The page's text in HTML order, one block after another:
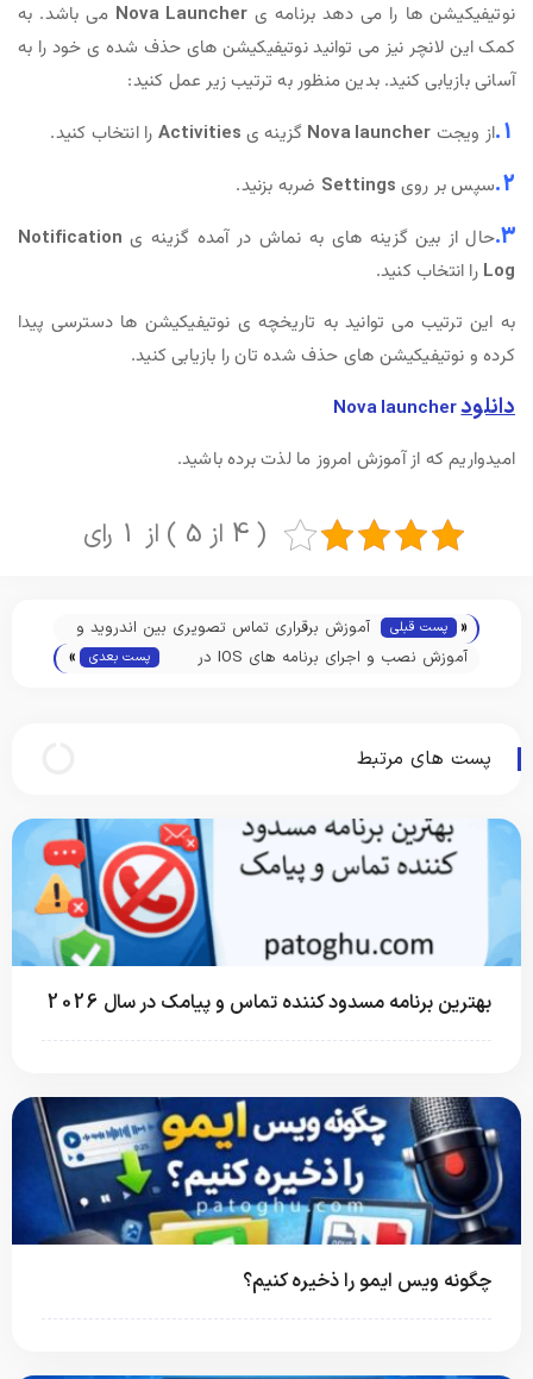
نوتیفیکیشن ها را می دهد برنامه یNova Launcher می باشد. به
کمک این لانچر نیز می توانید نوتیفیکیشن های حذف شده ی خود را به
آسانی بازیابی کنید. بدین منظور به ترتیب زیر عمل کنید:
1. از ویجت Nova launcher گزینه ی Activities را انتخاب کنید.
2. سپس بر روی Settings ضربه بزنید.
3. حال از بین گزینه های به نماش در آمده گزینه ی Notification
Log را انتخاب کنید.
به این ترتیب می توانید به تاریخچه ی نوتیفیکیشن ها دسترسی پیدا
کرده و نوتیفیکیشن های حذف شده تان را بازیابی کنید.
دانلودNova launcher
امیدواریم که از آموزش امروز ما لذت برده باشید.
( 4 از 5 ) از 1 رای
« پست قبلی
آموزش برقراری تماس تصویری بین اندروید و
آیفون
آموزش نصب و اجرای برنامه های IOS در
پست بعدی »
پست های مرتبط
بهترین برنامه مسدود کننده تماس و پیامک در سال 2026
چگونه ویس ایمو را ذخیره کنیم؟